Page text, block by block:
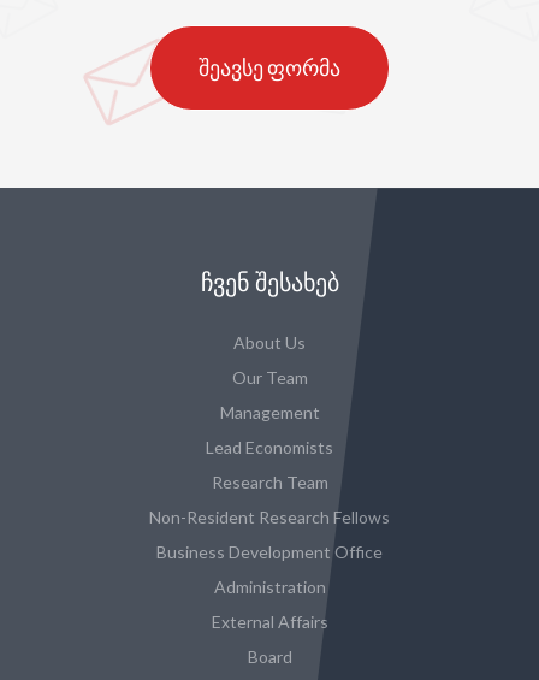
შეავსე ფორმა
ᲩᲕᲔᲜ ᲨᲔᲡᲐᲮᲔᲑ
About Us
Our Team
Management
Lead Economists
Research Team
Non-Resident Research Fellows
Business Development Office
Administration
External Affairs
Board